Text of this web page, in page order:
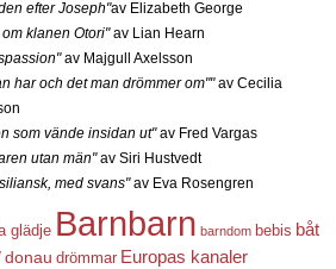
efter Joseph"av Elizabeth George
klanen Otori"av Lian Hearn
av Majgull Axelsson
har och det man drömmer om""av Cecilia
som vände insidan ut"av Fred Vargas
utan män"av Siri Hustvedt
med svans"av Eva Rosengren
glädje Barnbarn barndom bebis båt
donau drömmar Europas kanaler